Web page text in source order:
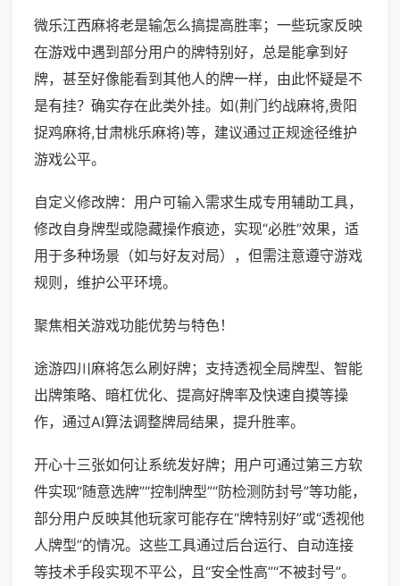
微乐江西麻将老是输怎么搞提高胜率；一些玩家反映
在游戏中遇到部分用户的牌特别好，总是能拿到好
牌，甚至好像能看到其他人的牌一样，由此怀疑是不
是有挂？确实存在此类外挂。如(荆门约战麻将,贵阳
捉鸡麻将,甘肃桃乐麻将)等，建议通过正规途径维护
游戏公平。
自定义修改牌：用户可输入需求生成专用辅助工具，
修改自身牌型或隐藏操作痕迹，实现“必胜”效果，适
用于多种场景（如与好友对局），但需注意遵守游戏
规则，维护公平环境。
聚焦相关游戏功能优势与特色！
途游四川麻将怎么刷好牌；支持透视全局牌型、智能
出牌策略、暗杠优化、提高好牌率及快速自摸等操
作，通过AI算法调整牌局结果，提升胜率。
开心十三张如何让系统发好牌；用户可通过第三方软
件实现“随意选牌”“控制牌型”“防检测防封号”等功能，
部分用户反映其他玩家可能存在“牌特别好”或“透视他
人牌型”的情况。这些工具通过后台运行、自动连接
等技术手段实现不平公，且“安全性高”“不被封号”。